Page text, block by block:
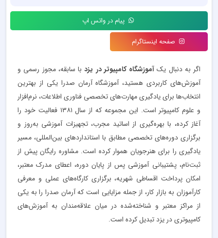
پیام در واتس اپ
صفحه اینستاگرام
اگر به دنبال یک آموزشگاه کامپیوتر در یزدبا سابقه، مجوز رسمی و
آموزش‌های کاربردی هستید، آموزشگاه آرمان صدرا یکی از بهترین
انتخاب‌ها برای یادگیری مهارت‌های تخصصی فناوری اطلاعات، نرم‌افزار
و علوم کامپیوتر است. این مجموعه که از سال ۱۳۸۱ فعالیت خود را
آغاز کرده، با بهره‌گیری از اساتید مجرب، تجهیزات آموزشی به‌روز و
برگزاری دوره‌های تخصصی مطابق با استانداردهای بین‌المللی، مسیر
یادگیری را برای هنرجویان هموار کرده است. مشاوره رایگان پیش از
ثبت‌نام، پشتیبانی آموزشی پس از پایان دوره، اعطای مدرک معتبر،
امکان پرداخت اقساطی شهریه، برگزاری کارگاه‌های عملی و معرفی
کارآموزان به بازار کار، از جمله مزایایی است که آرمان صدرا را به یکی
از مراکز معتبر و شناخته‌شده در میان علاقه‌مندان به آموزش‌های
کامپیوتری در یزد تبدیل کرده است.